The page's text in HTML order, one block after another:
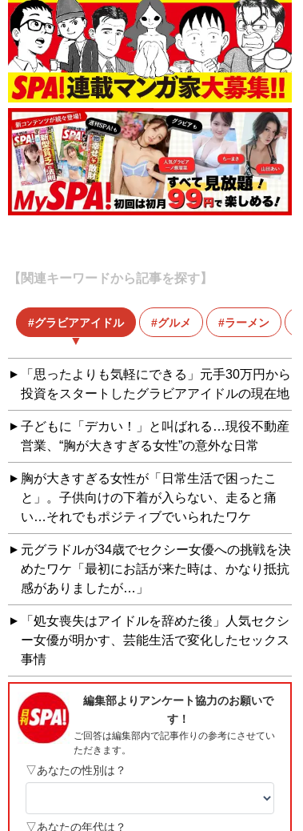
【関連キーワードから記事を探す】
グラビアアイドル グルメ ラーメン
「思ったよりも気軽にできる」元手30万円から
投資をスタートしたグラビアアイドルの現在地
子どもに「デカい！」と叫ばれる…現役不動産
営業、“胸が大きすぎる女性”の意外な日常
胸が大きすぎる女性が「日常生活で困ったこ
と」。子供向けの下着が入らない、走ると痛
い…それでもポジティブでいられたワケ
元グラドルが34歳でセクシー女優への挑戦を決
めたワケ「最初にお話が来た時は、かなり抵抗
感がありましたが…」
「処女喪失はアイドルを辞めた後」人気セクシ
ー女優が明かす、芸能生活で変化したセックス
事情